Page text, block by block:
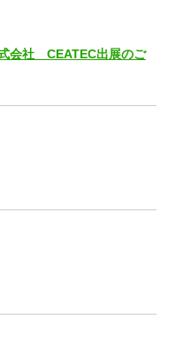
会社 CEATEC出展のご